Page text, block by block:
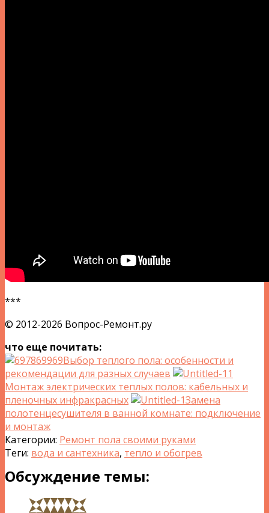
***
© 2012-2026 Вопрос-Ремонт.ру
что еще почитать:
Выбор теплого пола: особенности и
рекомендации для разных случаев
Монтаж электрических теплых полов: кабельных и
пленочных инфракрасных
Замена
полотенцесушителя в ванной комнате: подключение
и монтаж
Категории: Ремонт пола своими руками
Теги: вода и сантехника, тепло и обогрев
Обсуждение темы: